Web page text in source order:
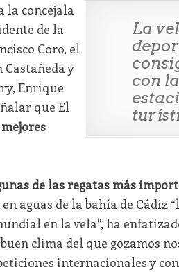
La
con
la concejala
de la
Coro, el
Castañeda y
Enrique
que El
de las regatas más
aguas de la bahía de Cádiz
en la vela”, ha
clima del que gozamos
internacionales y